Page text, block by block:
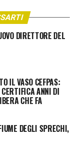
DIRETTORE DEL
IL VASO CEFPAS:
CERTIFICA ANNI DI
CHE FA
DEGLI SPRECHI,